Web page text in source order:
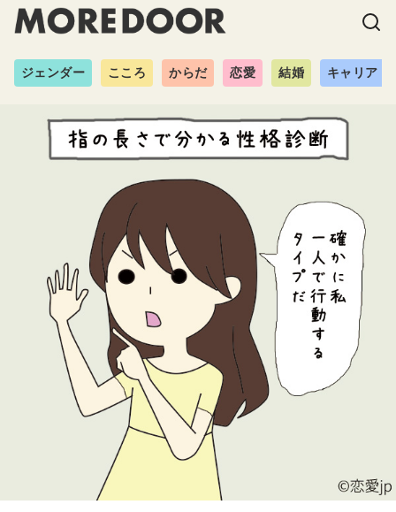
ジェンダー こころ からだ 恋愛 結婚 キャリア